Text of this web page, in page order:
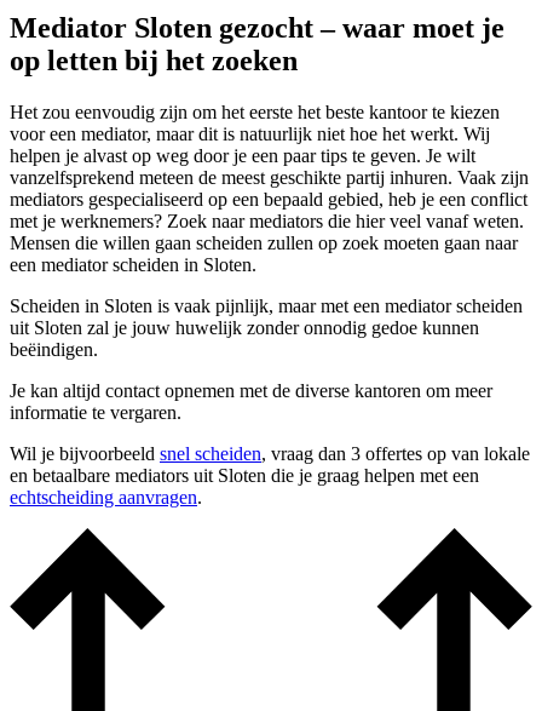
Mediator Sloten gezocht – waar moet je
op letten bij het zoeken
Het zou eenvoudig zijn om het eerste het beste kantoor te kiezen
voor een mediator, maar dit is natuurlijk niet hoe het werkt. Wij
helpen je alvast op weg door je een paar tips te geven. Je wilt
vanzelfsprekend meteen de meest geschikte partij inhuren. Vaak zijn
mediators gespecialiseerd op een bepaald gebied, heb je een conflict
met je werknemers? Zoek naar mediators die hier veel vanaf weten.
Mensen die willen gaan scheiden zullen op zoek moeten gaan naar
een mediator scheiden in Sloten.
Scheiden in Sloten is vaak pijnlijk, maar met een mediator scheiden
uit Sloten zal je jouw huwelijk zonder onnodig gedoe kunnen
beëindigen.
Je kan altijd contact opnemen met de diverse kantoren om meer
informatie te vergaren.
Wil je bijvoorbeeld snel scheiden, vraag dan 3 offertes op van lokale
en betaalbare mediators uit Sloten die je graag helpen met een
echtscheiding aanvragen.